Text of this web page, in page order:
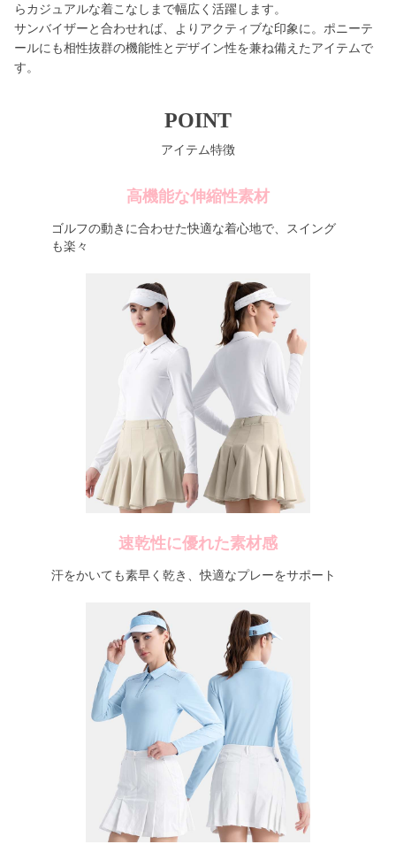
らカジュアルな着こなしまで幅広く活躍します。
サンバイザーと合わせれば、よりアクティブな印象に。ポニーテ
ールにも相性抜群の機能性とデザイン性を兼ね備えたアイテムで
す。
POINT
アイテム特徴
高機能な伸縮性素材
ゴルフの動きに合わせた快適な着心地で、スイング
も楽々
速乾性に優れた素材感
汗をかいても素早く乾き、快適なプレーをサポート